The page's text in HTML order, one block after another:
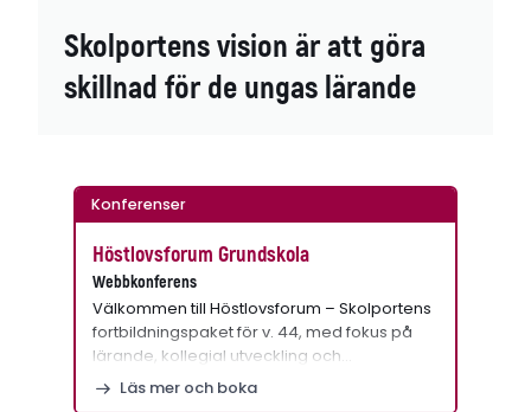
Skolportens vision är att göra
skillnad för de ungas lärande
Konferenser
Höstlovsforum Grundskola
Webbkonferens
Välkommen till Höstlovsforum – Skolportens
fortbildningspaket för v. 44, med fokus på
lärande, kollegial utveckling och…
Läs mer och boka